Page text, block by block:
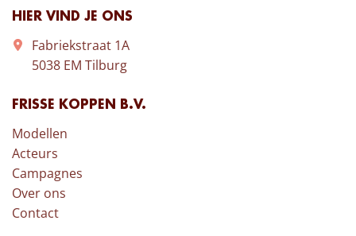
HIER VIND JE ONS
Fabriekstraat 1A
5038 EM Tilburg
FRISSE KOPPEN B.V.
Modellen
Acteurs
Campagnes
Over ons
Contact